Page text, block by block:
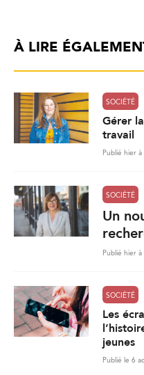
À LIRE
SOCIÉTÉ
Gérer
travail
Publié hier à
SOCIÉTÉ
Un
Publié hier à
SOCIÉTÉ
Les
jeunes
Publié le 6